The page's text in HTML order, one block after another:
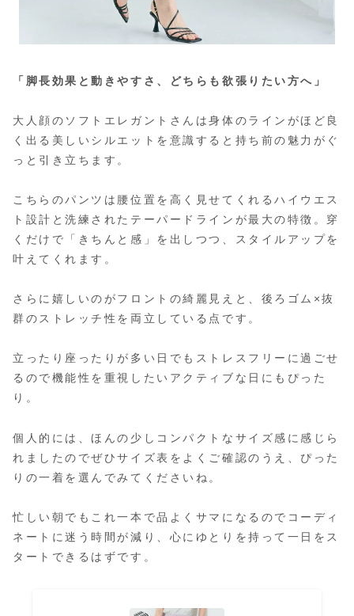
「脚長効果と動きやすさ、どちらも欲張りたい方へ」
大人顔のソフトエレガントさんは身体のラインがほど良
く出る美しいシルエットを意識すると持ち前の魅力がぐ
っと引き立ちます。
こちらのパンツは腰位置を高く見せてくれるハイウエス
ト設計と洗練されたテーパードラインが最大の特徴。穿
くだけで「きちんと感」を出しつつ、スタイルアップを
叶えてくれます。
さらに嬉しいのがフロントの綺麗見えと、後ろゴム×抜
群のストレッチ性を両立している点です。
立ったり座ったりが多い日でもストレスフリーに過ごせ
るので機能性を重視したいアクティブな日にもぴった
り。
個人的には、ほんの少しコンパクトなサイズ感に感じら
れましたのでぜひサイズ表をよくご確認のうえ、ぴった
りの一着を選んでみてくださいね。
忙しい朝でもこれ一本で品よくサマになるのでコーディ
ネートに迷う時間が減り、心にゆとりを持って一日をス
タートできるはずです。